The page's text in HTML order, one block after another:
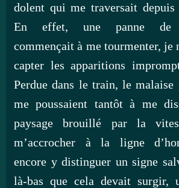
dolent qui me traversait depuis
En effet, une panne de
commençait à me tourmenter, je
capter les apparitions
Perdue dans le train, le malaise
me poussaient tantôt à me
paysage brouillé par la
m’accrocher à la ligne
encore y distinguer un signe
là-bas que cela devait surgir,